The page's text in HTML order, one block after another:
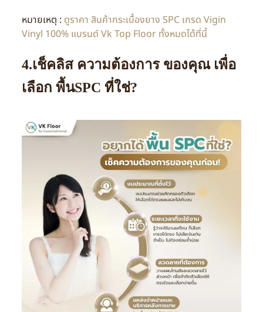
หมายเหตุ : ดูราคา สินค้ากระเบื้องยาง SPC เกรด Vigin
Vinyl 100% แบรนด์ Vk Top Floor ทั้งหมดได้ที่นี้
4.เช็คลิส ความต้องการ ของคุณ เพื่อ
เลือก พื้นSPC ที่ใช่?